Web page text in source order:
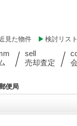
検討リスト
見た物件
sell
売却査定
便局